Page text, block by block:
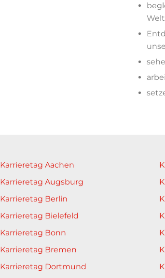
Karrieretag Aachen
Karrieretag Augsburg
Karrieretag Berlin
Karrieretag Bielefeld
Karrieretag Bonn
Karrieretag Bremen
Karrieretag Dortmund